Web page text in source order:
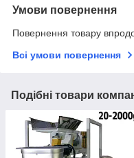
Умови повернення
Повернення товару
Всі умови повернення
Подібні товари